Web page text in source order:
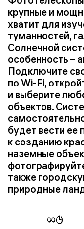
крупные и
хватит для
туманностей,
Солнечной
особенность –
Подключите
по Wi-Fi,
и выберите
объектов.
будет вести ее
к созданию
наземные
также
природные